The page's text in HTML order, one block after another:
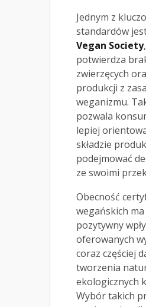
Jednym z
standardów
Vegan Society
potwierdza
zwierzęcych
produkcji z
weganizmu.
pozwala
lepiej
składzie
podejmować
ze swoimi
Obecność
wegańskich
pozytywny
oferowanych
coraz częściej
tworzenia
ekologicznych
Wybór takich